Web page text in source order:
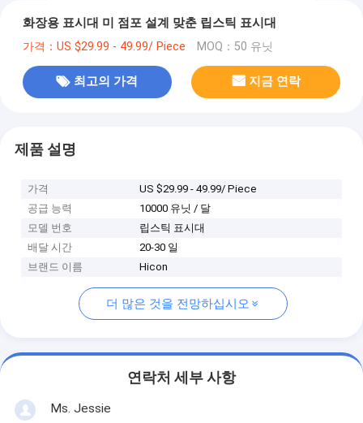
화장용 표시대 미 점포 설계 맞춘 립스틱 표시대
가격：US $29.99 - 49.99/ Piece MOQ：50 유닛
최고의 가격 지금 연락
제품 설명
가격
US $29.99 - 49.99/ Piece
공급 능력
10000 유닛 / 달
모델 번호
립스틱 표시대
배달 시간
20-30 일
브랜드 이름
Hicon
더 많은 것을 전망하십시오
연락처 세부 사항
Ms. Jessie